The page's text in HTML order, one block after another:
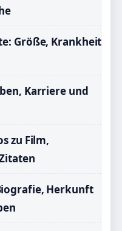
Größe, Krankheit
Karriere und
zu Film,
Herkunft